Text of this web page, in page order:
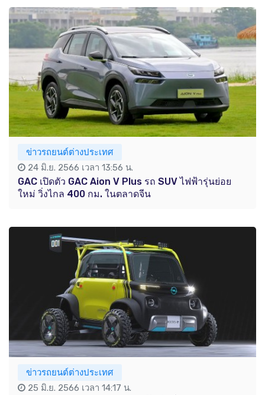
ข่าวรถยนต์ต่างประเทศ
24 มิ.ย. 2566 เวลา 13:56 น.
GAC เปิดตัว GAC Aion V Plus รถ SUV ไฟฟ้ารุ่นย่อย
ใหม่ วิ่งไกล 400 กม. ในตลาดจีน
ข่าวรถยนต์ต่างประเทศ
25 มิ.ย. 2566 เวลา 14:17 น.